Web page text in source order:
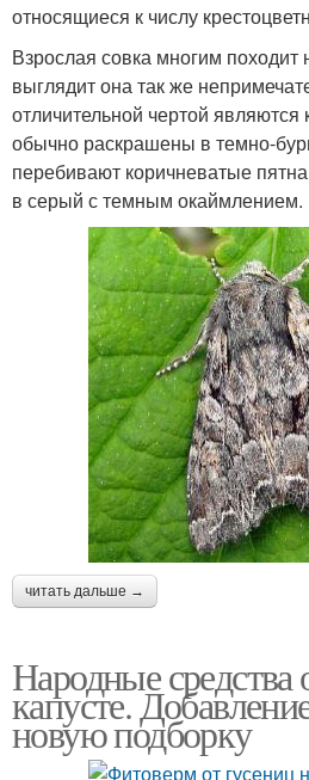
относящиеся к числу
Взрослая совка многим походит
выглядит она так же
отличительной чертой
обычно раскрашены в темно-
перебивают коричневатые
в серый с темным окаймлением.
читать дальше →
Народные средства
капусте.
новую подборку